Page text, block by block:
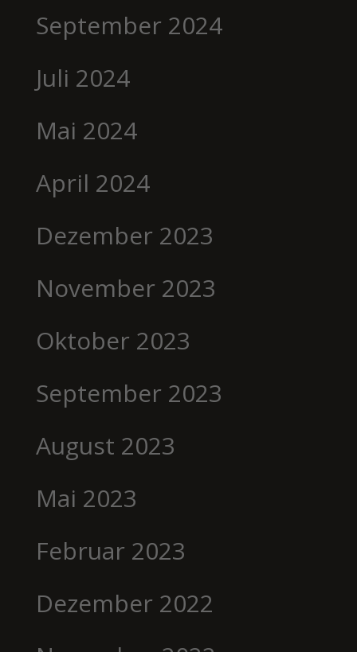
September 2024
Juli 2024
Mai 2024
April 2024
Dezember 2023
November 2023
Oktober 2023
September 2023
August 2023
Mai 2023
Februar 2023
Dezember 2022